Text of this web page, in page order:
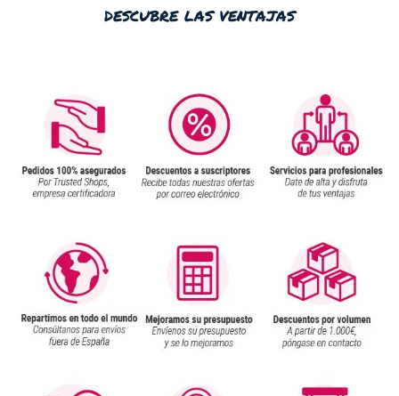
descubre las ventajas